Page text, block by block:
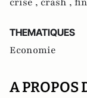
THEMATIQUES
Economie
A PROPOS